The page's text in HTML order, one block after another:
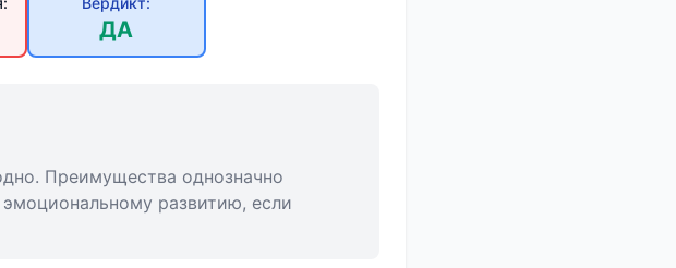
ДА
Преимущества однозначно
развитию, если